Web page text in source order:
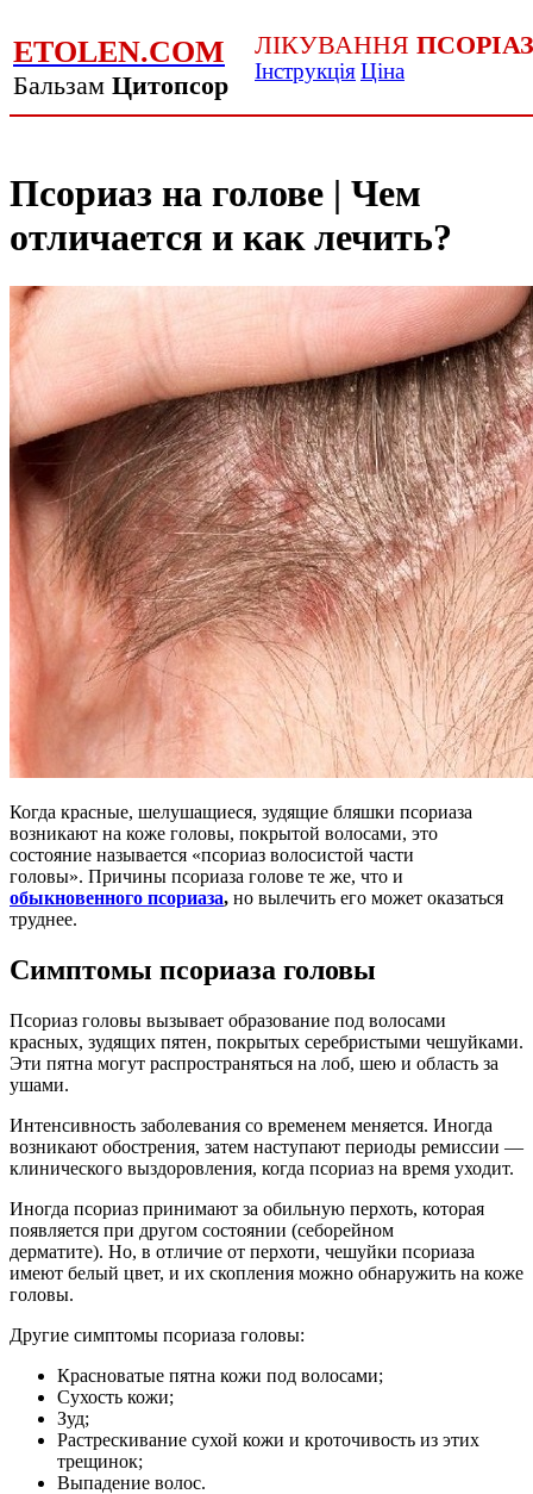
ETOLEN.COM
Бальзам Цитопсор
ЛІКУВАННЯ
ІнструкціяЦіна
Псориаз на голове | Чем
отличается и как лечить?
Когда красные, шелушащиеся, зудящие бляшки псориаза
возникают на коже головы, покрытой волосами, это
состояние называется «псориаз волосистой части
головы». Причины псориаза голове те же, что и
обыкновенного псориаза, но вылечить его может оказаться
труднее.
Симптомы псориаза головы
Псориаз головы вызывает образование под волосами
красных, зудящих пятен, покрытых серебристыми чешуйками.
Эти пятна могут распространяться на лоб, шею и область за
ушами.
Интенсивность заболевания со временем меняется. Иногда
возникают обострения, затем наступают периоды ремиссии —
клинического выздоровления, когда псориаз на время уходит.
Иногда псориаз принимают за обильную перхоть, которая
появляется при другом состоянии (себорейном
дерматите). Но, в отличие от перхоти, чешуйки псориаза
имеют белый цвет, и их скопления можно обнаружить на коже
головы.
Другие симптомы псориаза головы:
Красноватые пятна кожи под волосами;
Сухость кожи;
Зуд;
Растрескивание сухой кожи и кроточивость из этих
трещинок;
Выпадение волос.